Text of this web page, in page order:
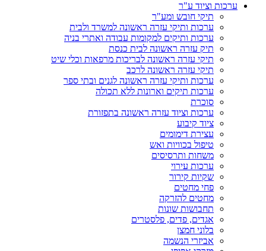
ערכות וציוד ע"ר
תיקי חובש ומע"ר
ערכות ותיקי עזרה ראשונה למשרד ולבית
ערכות ותיקים למקומות עבודה ואתרי בניה
תיק עזרה ראשונה לבית כנסת
תיקי עזרה ראשונה לבריכות מרפאות וכלי שיט
תיקי עזרה ראשונה לרכב
ערכות ותיקי עזרה ראשונה לגנים ובתי ספר
ערכות תיקים וארונות ללא תכולה
סוכרת
ערכות וציוד עזרה ראשונה בתפזורת
ציוד קיבוע
עצירת דימומים
טיפול בכוויות ואש
משחות ותרסיסים
ערכות עירוי
שקיות קירור
פחי מחטים
מחטים להזרקה
תחבושות שונות
אגדים, פדים, פלסטרים
בלוני חמצן
אביזרי הנשמה